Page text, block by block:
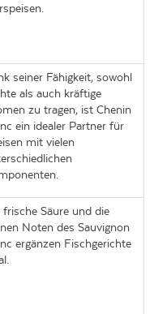
seiner Fähigkeit, sowohl
als auch kräftige
zu tragen, ist Chenin
ein idealer Partner für
mit vielen
frische Säure und die
Noten des Sauvignon
ergänzen Fischgerichte